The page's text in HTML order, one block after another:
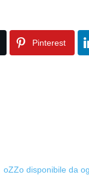
Pinterest
oZZo disponibile da